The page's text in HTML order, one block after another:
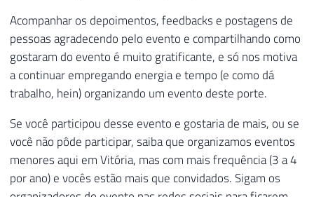
Acompanhar os depoimentos, feedbacks e postagens de
pessoas agradecendo pelo evento e compartilhando como
gostaram do evento é muito gratificante, e só nos motiva
a continuar empregando energia e tempo (e como dá
trabalho, hein) organizando um evento deste porte.
Se você participou desse evento e gostaria de mais, ou se
você não pôde participar, saiba que organizamos eventos
menores aqui em Vitória, mas com mais frequência (3 a 4
por ano) e vocês estão mais que convidados. Sigam os